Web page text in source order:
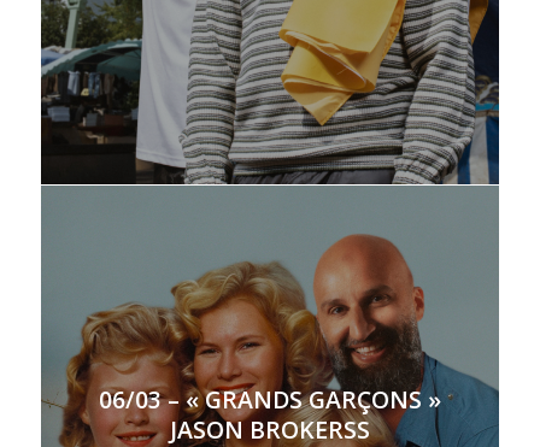
06/03 – « GRANDS GARÇONS »
JASON BROKERSS